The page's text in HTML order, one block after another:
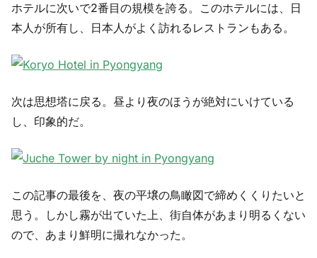
ホテルに次いで2番目の規模を誇る。このホテルには、日
本人が所有し、日本人がよく訪れるレストランもある。
次は思想塔に戻る。昼より夜のほうが絶対にいけている
し、印象的だ。
この記事の最後を、夜の平壌の鳥瞰図で締めくくりたいと
思う。しかし霧が出ていた上、街自体があまり明るくない
ので、あまり鮮明に撮れなかった。